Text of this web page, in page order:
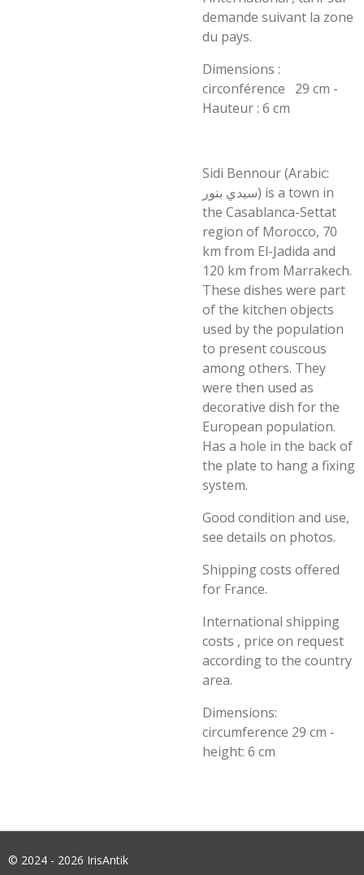
demande suivant la zone
du pays.
Dimensions :
circonférence 29 cm -
Hauteur : 6 cm
Sidi Bennour (Arabic:
سيدي بنور) is a town in
the Casablanca-Settat
region of Morocco, 70
km from El-Jadida and
120 km from Marrakech.
These dishes were part
of the kitchen objects
used by the population
to present couscous
among others. They
were then used as
decorative dish for the
European population.
Has a hole in the back of
the plate to hang a fixing
system.
Good condition and use,
see details on photos.
Shipping costs offered
for France.
International shipping
costs , price on request
according to the country
area.
Dimensions:
circumference 29 cm -
height: 6 cm
© 2024 - 2026 IrisAntik